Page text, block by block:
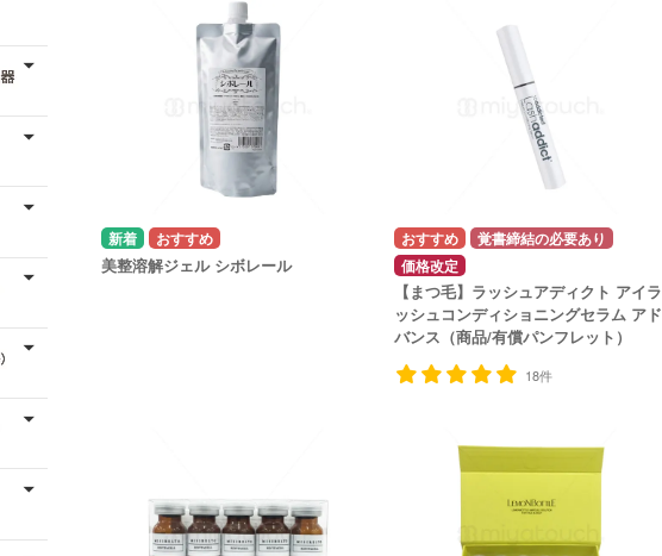
美整溶解ジェル シボレール
覚書締結の必要あり
価格改定
【まつ毛】ラッシュアディクト アイラ
ッシュコンディショニングセラム アド
バンス（商品/有償パンフレット）
18件